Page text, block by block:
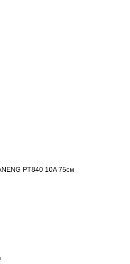
PT840 10A 75см